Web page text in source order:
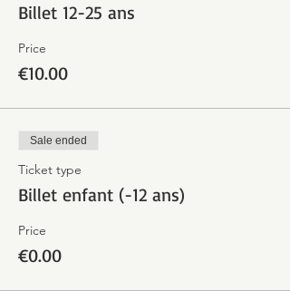
Billet 12-25 ans
Price
€10.00
Sale ended
Ticket type
Billet enfant (-12 ans)
Price
€0.00